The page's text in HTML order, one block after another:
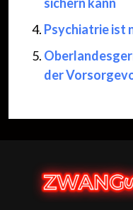
sichern kann
Psychiatrie ist
der